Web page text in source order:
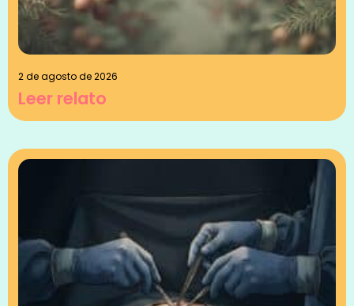
2 de agosto de 2026
Leer relato